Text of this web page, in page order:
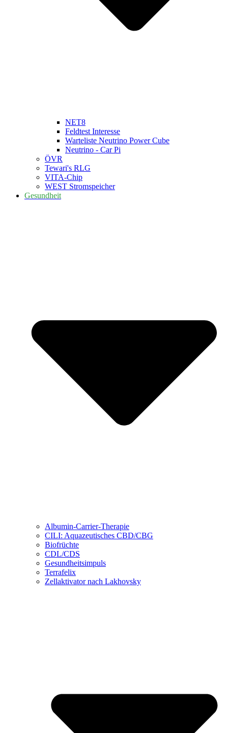
NET8
Feldtest Interesse
Warteliste Neutrino Power Cube
Neutrino - Car Pi
ÖVR
Tewari's RLG
VITA-Chip
WEST Stromspeicher
Gesundheit
Albumin-Carrier-Therapie
CILI: Aquazeutisches CBD/CBG
Biofrüchte
CDL/CDS
Gesundheitsimpuls
Terrafelix
Zellaktivator nach Lakhovsky